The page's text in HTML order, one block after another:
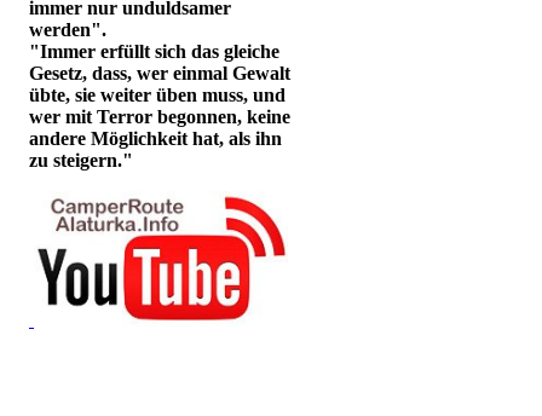
immer nur unduldsamer
werden".
"Immer erfüllt sich das gleiche
Gesetz, dass, wer einmal Gewalt
übte, sie weiter üben muss, und
wer mit Terror begonnen, keine
andere Möglichkeit hat, als ihn
zu steigern."